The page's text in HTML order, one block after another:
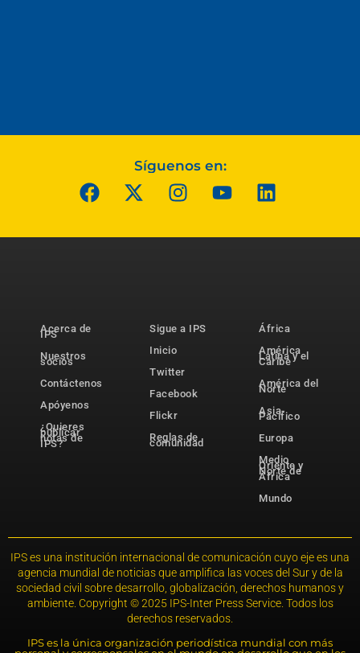
Síguenos en:
Acerca de
IPS
Nuestros
socios
Contáctenos
Apóyenos
¿Quieres
publicar
notas de
IPS?
Sigue a IPS
Inicio
Twitter
Facebook
Flickr
Reglas de
comunidad
África
América
Latina y el
Caribe
América del
Norte
Asia-
Pacífico
Europa
Medio
Oriente y
Norte de
África
Mundo
IPS es una institución internacional de comunicación cuyo eje es una
agencia mundial de noticias que amplifica las voces del Sur y de la
sociedad civil sobre desarrollo, globalización, derechos humanos y
ambiente. Copyright © 2025 IPS-Inter Press Service. Todos los
derechos reservados.
IPS es la única organización periodística mundial con más